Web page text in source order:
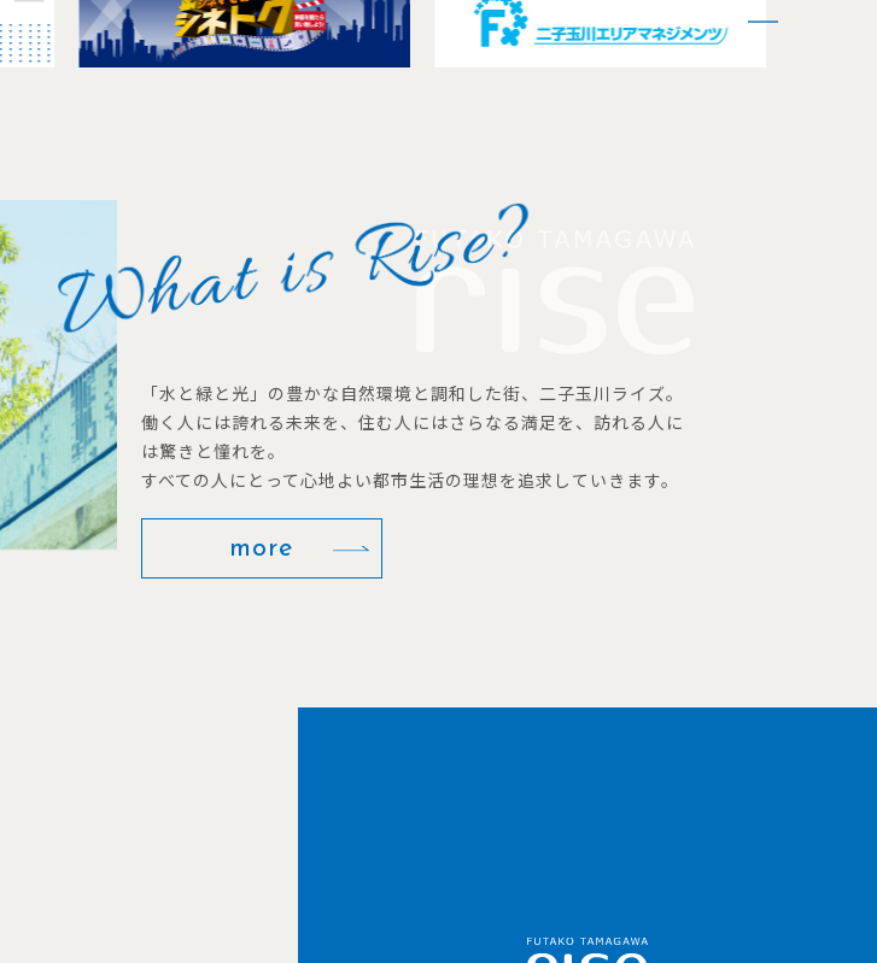
「水と緑と光」の豊かな自然環境と調和した街、二子玉川ライズ。
働く人には誇れる未来を、住む人にはさらなる満足を、訪れる人に
は驚きと憧れを。
すべての人にとって心地よい都市生活の理想を追求していきます。
more